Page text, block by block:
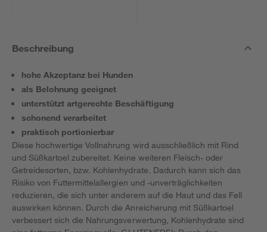
Beschreibung
hohe Akzeptanz bei Hunden
als Belohnung geeignet
unterstützt artgerechte Beschäftigung
schonend verarbeitet
praktisch portionierbar
Diese hochwertige Vollnahrung wird ausschließlich mit Rind
und Süßkartoel zubereitet. Keine weiteren Fleisch- oder
Getreidesorten, bzw. Kohlenhydrate. Dadurch kann sich das
Risiko von Futtermittelallergien und -unverträglichkeiten
reduzieren, die sich unter anderem auf die Haut und das Fell
auswirken können. Durch die Anreicherung mit Süßkartoel
verbessert sich die Nahrungsverwertung, Kohlenhydrate sind